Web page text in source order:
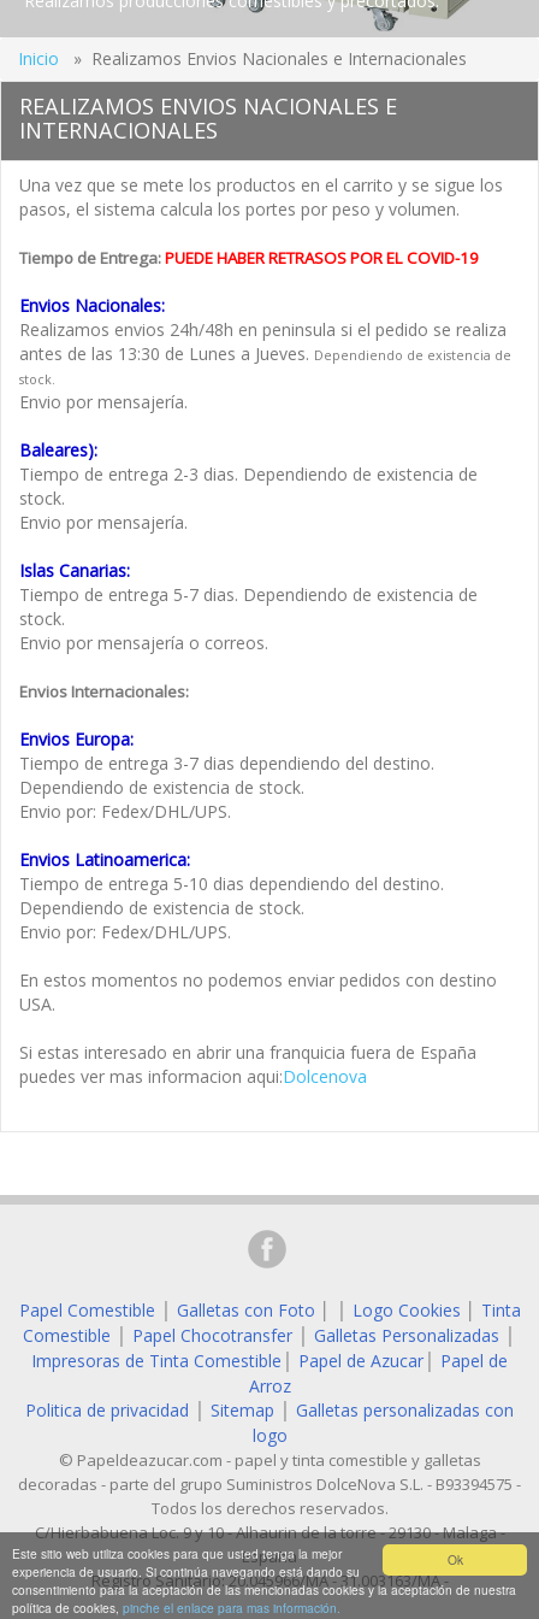
Ok
Este sitio web utiliza cookies para que usted tenga la mejor
experiencia de usuario. Si continúa navegando está dando su
consentimiento para la aceptación de las mencionadas cookies y la aceptación de nuestra
política de cookies, pinche el enlace para mas información.
Inicio » Realizamos Envios Nacionales e Internacionales
REALIZAMOS ENVIOS NACIONALES E
INTERNACIONALES
Una vez que se mete los productos en el carrito y se sigue los
pasos, el sistema calcula los portes por peso y volumen.
Tiempo de Entrega:PUEDE HABER RETRASOS POR EL COVID-19
Envios Nacionales:
Realizamos envios 24h/48h en peninsula si el pedido se realiza
antes de las 13:30 de Lunes a Jueves. Dependiendo de existencia de
stock.
Envio por mensajería.
Baleares):
Tiempo de entrega 2-3 dias. Dependiendo de existencia de
stock.
Envio por mensajería.
Islas Canarias:
Tiempo de entrega 5-7 dias. Dependiendo de existencia de
stock.
Envio por mensajería o correos.
Envios Internacionales:
Envios Europa:
Tiempo de entrega 3-7 dias dependiendo del destino.
Dependiendo de existencia de stock.
Envio por: Fedex/DHL/UPS.
Envios Latinoamerica:
Tiempo de entrega 5-10 dias dependiendo del destino.
Dependiendo de existencia de stock.
Envio por: Fedex/DHL/UPS.
En estos momentos no podemos enviar pedidos con destino
USA.
Si estas interesado en abrir una franquicia fuera de España
puedes ver mas informacion aqui:Dolcenova
Papel Comestible Galletas con Foto Logo Cookies
Tinta
Comestible
Papel Chocotransfer Galletas Personalizadas
Impresoras de Tinta Comestible Papel de Azucar
Papel de
Arroz
Politica de privacidad
Sitemap
Galletas personalizadas con
logo
© Papeldeazucar.com - papel y tinta comestible y galletas
decoradas - parte del grupo Suministros DolceNova S.L. - B93394575 -
Todos los derechos reservados.
C/Hierbabuena Loc. 9 y 10 - Alhaurin de la torre - 29130 - Malaga -
España
Registro Sanitario: 20.045966/MA - 31.003163/MA -